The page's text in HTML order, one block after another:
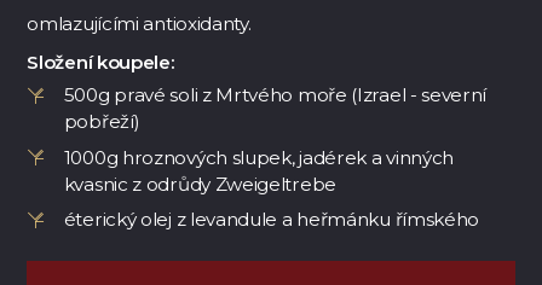
omlazujícími antioxidanty.
Složení koupele:
500g pravé soli z Mrtvého moře (Izrael - severní
pobřeží)
1000g hroznových slupek, jadérek a vinných
kvasnic z odrůdy Zweigeltrebe
éterický olej z levandule a heřmánku římského